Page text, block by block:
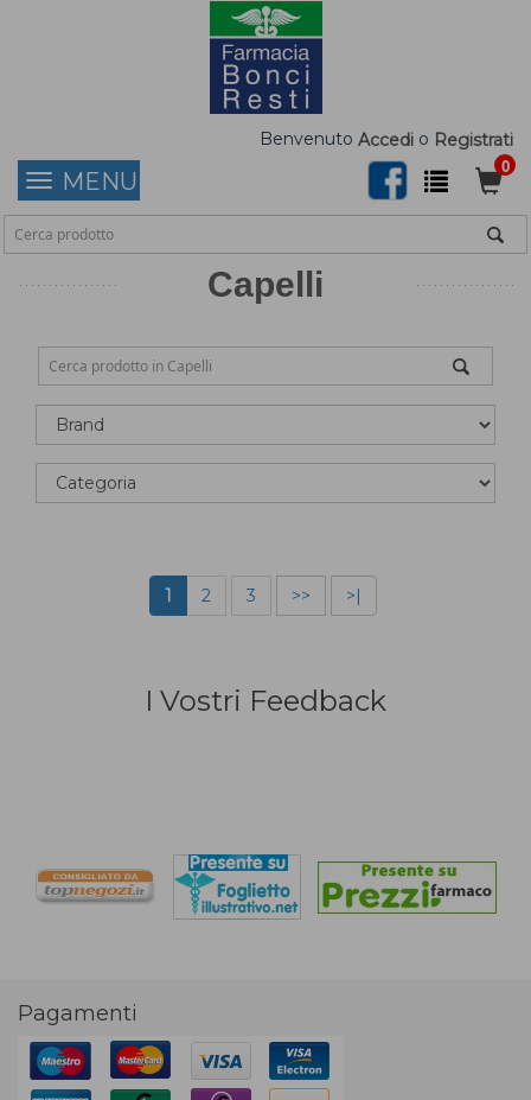
Benvenuto Accedi o Registrati
0
MENU
Capelli
1 2 3 >> >|
I Vostri Feedback
Pagamenti